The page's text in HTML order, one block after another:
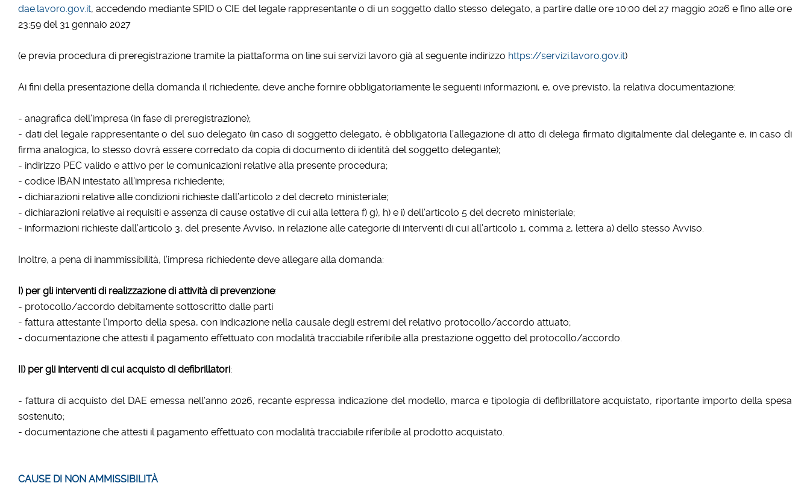
dae.lavoro.gov.it, accedendo mediante SPID o CIE del legale rappresentante o di un soggetto dallo stesso delegato, a partire dalle ore 10:00 del 27 maggio 2026 e fino alle ore
23:59 del 31 gennaio 2027
(e previa procedura di preregistrazione tramite la piattaforma on line sui servizi lavoro già al seguente indirizzo https://servizi.lavoro.gov.it)
Ai fini della presentazione della domanda il richiedente, deve anche fornire obbligatoriamente le seguenti informazioni, e, ove previsto, la relativa documentazione:
- anagrafica dell’impresa (in fase di preregistrazione);
- dati del legale rappresentante o del suo delegato (in caso di soggetto delegato, è obbligatoria l’allegazione di atto di delega firmato digitalmente dal delegante e, in caso di
firma analogica, lo stesso dovrà essere corredato da copia di documento di identità del soggetto delegante);
- indirizzo PEC valido e attivo per le comunicazioni relative alla presente procedura;
- codice IBAN intestato all’impresa richiedente;
- dichiarazioni relative alle condizioni richieste dall’articolo 2 del decreto ministeriale;
- dichiarazioni relative ai requisiti e assenza di cause ostative di cui alla lettera f) g), h) e i) dell’articolo 5 del decreto ministeriale;
- informazioni richieste dall’articolo 3, del presente Avviso, in relazione alle categorie di interventi di cui all’articolo 1, comma 2, lettera a) dello stesso Avviso.
Inoltre, a pena di inammissibilità, l’impresa richiedente deve allegare alla domanda:
I) per gli interventi di realizzazione di attività di prevenzione:
- protocollo/accordo debitamente sottoscritto dalle parti
- fattura attestante l’importo della spesa, con indicazione nella causale degli estremi del relativo protocollo/accordo attuato;
- documentazione che attesti il pagamento effettuato con modalità tracciabile riferibile alla prestazione oggetto del protocollo/accordo.
II) per gli interventi di cui acquisto di defibrillatori:
- fattura di acquisto del DAE emessa nell’anno 2026, recante espressa indicazione del modello, marca e tipologia di defibrillatore acquistato, riportante importo della spesa
sostenuto;
- documentazione che attesti il pagamento effettuato con modalità tracciabile riferibile al prodotto acquistato.
CAUSE DI NON AMMISSIBILITÀ